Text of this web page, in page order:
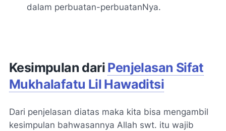
dalam perbuatan-perbuatanNya.
Kesimpulan dari Penjelasan Sifat
Mukhalafatu Lil Hawaditsi
Dari penjelasan diatas maka kita bisa mengambil
kesimpulan bahwasannya Allah swt. itu wajib